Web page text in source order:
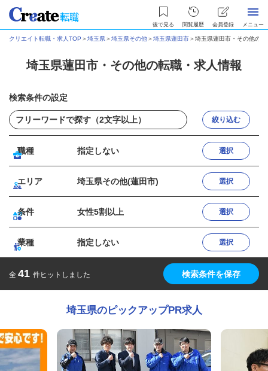
後で見る 閲覧履歴 会員登録 メニュー
クリエイト転職・求人TOP ＞埼玉県＞埼玉県その他＞埼玉県蓮田市＞埼玉県蓮田市・その他の
埼玉県蓮田市・その他の転職・求人情報
検索条件の設定
絞り込む
職種 指定しない 選択
エリア 埼玉県その他(蓮田市) 選択
条件 女性5割以上 選択
業種 指定しない 選択
全 41 件ヒットしました 検索条件を保存
埼玉県のピックアップPR求人